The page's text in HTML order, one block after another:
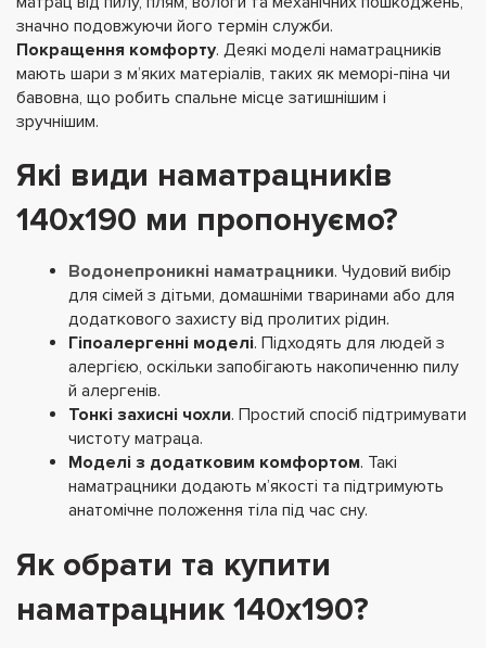
значно подовжуючи його термін служби.
Покращення комфорту. Деякі моделі наматрацників
мають шари з м’яких матеріалів, таких як меморі-піна чи
бавовна, що робить спальне місце затишнішим і
зручнішим.
Які види наматрацників
140х190 ми пропонуємо?
Водонепроникні наматрацники. Чудовий вибір
для сімей з дітьми, домашніми тваринами або для
додаткового захисту від пролитих рідин.
Гіпоалергенні моделі. Підходять для людей з
алергією, оскільки запобігають накопиченню пилу
й алергенів.
Тонкі захисні чохли. Простий спосіб підтримувати
чистоту матраца.
Моделі з додатковим комфортом. Такі
наматрацники додають м’якості та підтримують
анатомічне положення тіла під час сну.
Як обрати та купити
наматрацник 140х190?